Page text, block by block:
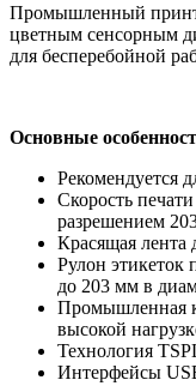
Промышленный
цветным сенсорным
для бесперебойной
Основные
Рекомендуется
Скорость
разрешением
Красящая лента
Рулон
до 203 мм в
Промышленная
высокой
Технология
Интерфейсы